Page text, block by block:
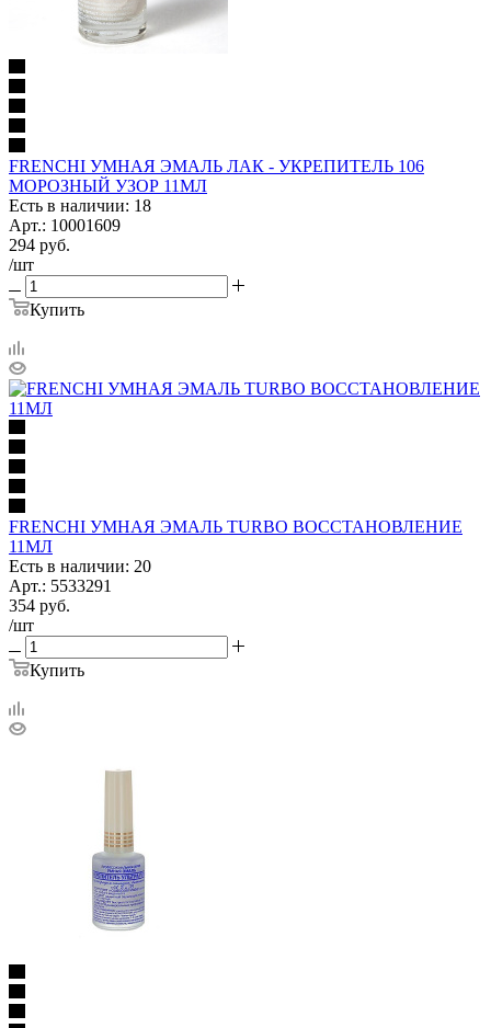
FRENCHI УМНАЯ ЭМАЛЬ ЛАК - УКРЕПИТЕЛЬ 106
МОРОЗНЫЙ УЗОР 11МЛ
Есть в наличии: 18
Арт.: 10001609
294 руб.
/шт
Купить
FRENCHI УМНАЯ ЭМАЛЬ TURBO ВОССТАНОВЛЕНИЕ
11МЛ
Есть в наличии: 20
Арт.: 5533291
354 руб.
/шт
Купить